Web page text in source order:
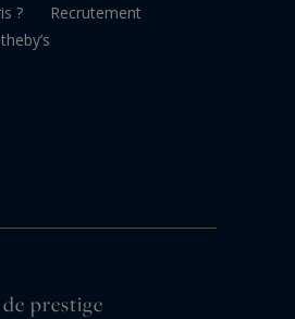
?
Recrutement
prestige